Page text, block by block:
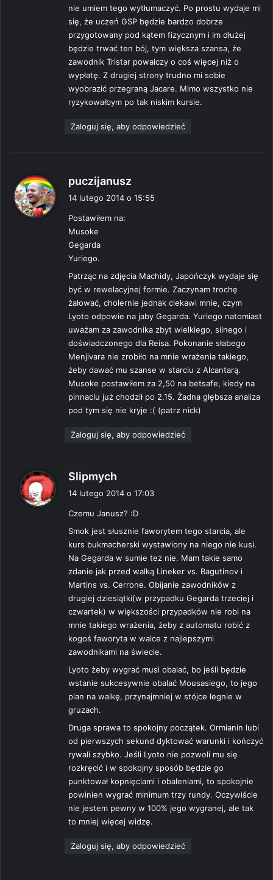
nie umiem tego wytłumaczyć. Po prostu wydaje mi
się, że uczeń GSP będzie bardzo dobrze
przygotowany pod kątem fizycznym i im dłużej
będzie trwać ten bój, tym większa szansa, że
zawodnik Tristar powalczy o coś więcej niż o
wypłatę. Z drugiej strony trudno mi sobie
wyobrazić przegraną Jacare. Mimo wszystko nie
ryzykowałbym po tak niskim kursie.
Zaloguj się, aby odpowiedzieć
puczijanusz
14 lutego 2014 o 15:55
Postawiłem na:
Musoke
Gegarda
Yuriego.
Patrząc na zdjęcia Machidy, Japończyk wydaje się
być w rewelacyjnej formie. Zaczynam trochę
żałować, cholernie jednak ciekawi mnie, czym
Lyoto odpowie na jaby Gegarda. Yuriego natomiast
uważam za zawodnika zbyt wielkiego, silnego i
doświadczonego dla Reisa. Pokonanie słabego
Menjivara nie zrobiło na mnie wrażenia takiego,
żeby dawać mu szanse w starciu z Alcantarą.
Musoke postawiłem za 2,50 na betsafe, kiedy na
pinnaclu już chodził po 2.15. Żadna głębsza analiza
pod tym się nie kryje :( (patrz nick)
Zaloguj się, aby odpowiedzieć
Slipmych
z
e
:
14 lutego 2014 o 17:03
Czemu Janusz? :D
Smok jest słusznie faworytem tego starcia, ale
kurs bukmacherski wystawiony na niego nie kusi.
Na Gegarda w sumie też nie. Mam takie samo
zdanie jak przed walką Lineker vs. Bagutinov i
Martins vs. Cerrone. Obijanie zawodników z
drugiej dziesiątki(w przypadku Gegarda trzeciej i
czwartek) w większości przypadków nie robi na
mnie takiego wrażenia, żeby z automatu robić z
kogoś faworyta w walce z najlepszymi
zawodnikami na świecie.
Lyoto żeby wygrać musi obalać, bo jeśli będzie
wstanie sukcesywnie obalać Mousasiego, to jego
plan na walkę, przynajmniej w stójce legnie w
gruzach.
Druga sprawa to spokojny początek. Ormianin lubi
od pierwszych sekund dyktować warunki i kończyć
rywali szybko. Jeśli Lyoto nie pozwoli mu się
rozkręcić i w spokojny sposób będzie go
punktował kopnięciami i obaleniami, to spokojnie
powinien wygrać minimum trzy rundy. Oczywiście
nie jestem pewny w 100% jego wygranej, ale tak
to mniej więcej widzę.
Zaloguj się, aby odpowiedzieć